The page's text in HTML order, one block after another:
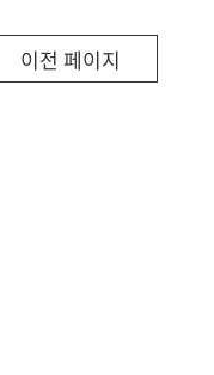
이전 페이지